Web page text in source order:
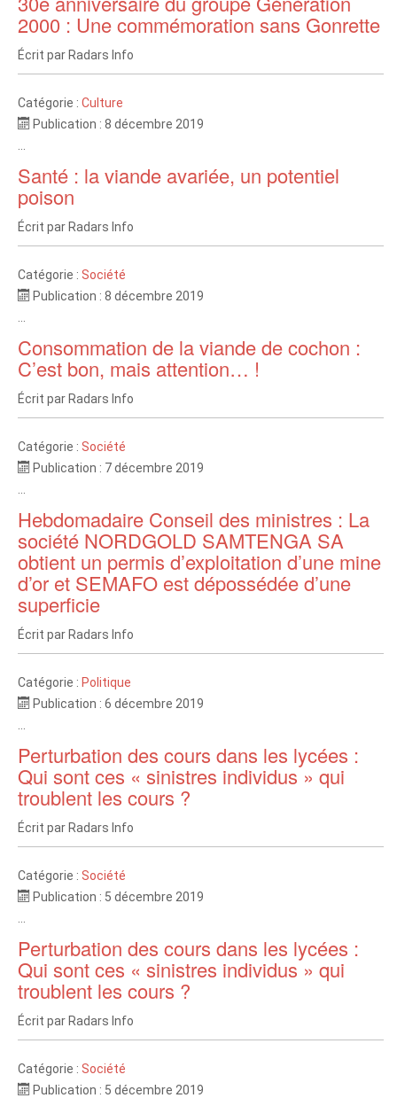
2000 : Une commémoration sans Gonrette
Écrit par Radars Info
Catégorie : Culture
Publication : 8 décembre 2019
Santé : la viande avariée, un potentiel
poison
Écrit par Radars Info
Catégorie : Société
Publication : 8 décembre 2019
Consommation de la viande de cochon :
C’est bon, mais attention… !
Écrit par Radars Info
Catégorie : Société
Publication : 7 décembre 2019
Hebdomadaire Conseil des ministres : La
société NORDGOLD SAMTENGA SA
obtient un permis d’exploitation d’une mine
d’or et SEMAFO est dépossédée d’une
superficie
Écrit par Radars Info
Catégorie : Politique
Publication : 6 décembre 2019
Perturbation des cours dans les lycées :
Qui sont ces « sinistres individus » qui
troublent les cours ?
Écrit par Radars Info
Catégorie : Société
Publication : 5 décembre 2019
Perturbation des cours dans les lycées :
Qui sont ces « sinistres individus » qui
troublent les cours ?
Écrit par Radars Info
Catégorie : Société
Publication : 5 décembre 2019